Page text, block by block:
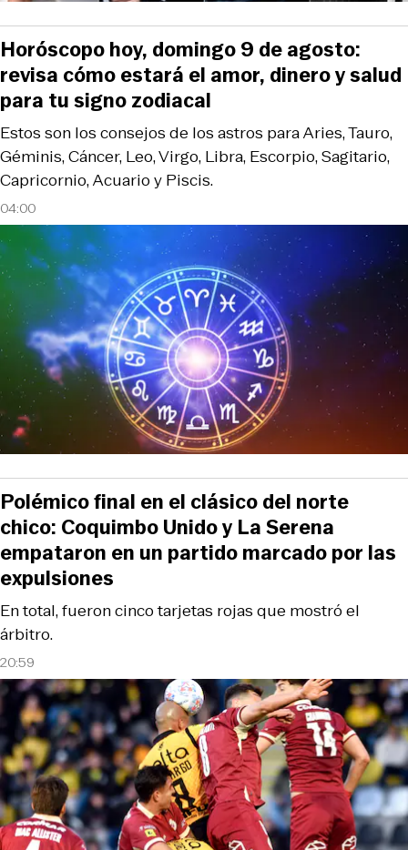
04:00
Estos son los consejos de los astros para Aries, Tauro,
Géminis, Cáncer, Leo, Virgo, Libra, Escorpio, Sagitario,
Capricornio, Acuario y Piscis.
Horóscopo hoy, domingo 9 de agosto:
revisa cómo estará el amor, dinero y salud
para tu signo zodiacal
20:59
En total, fueron cinco tarjetas rojas que mostró el
árbitro.
Polémico final en el clásico del norte
chico: Coquimbo Unido y La Serena
empataron en un partido marcado por las
expulsiones